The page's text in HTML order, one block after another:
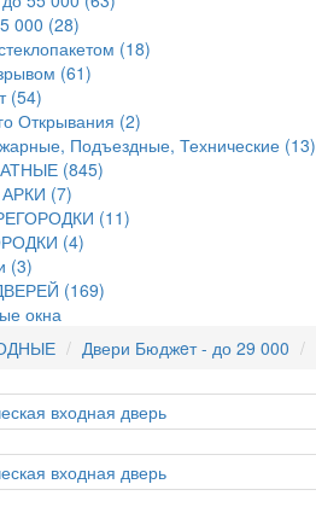
000 (28)
(18)
(61)
(54)
Открывания (2)
Подъездные, Технические (13)
(845)
(7)
(11)
(4)
(3)
(169)
окна
Двери Бюджeт - до 29 000